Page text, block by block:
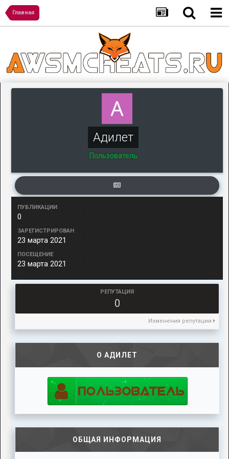
Главная
Адилет
Пользователь
ПУБЛИКАЦИИ
0
ЗАРЕГИСТРИРОВАН
23 марта 2021
ПОСЕЩЕНИЕ
23 марта 2021
РЕПУТАЦИЯ
0
Изменения репутации
О АДИЛЕТ
ОБЩАЯ ИНФОРМАЦИЯ